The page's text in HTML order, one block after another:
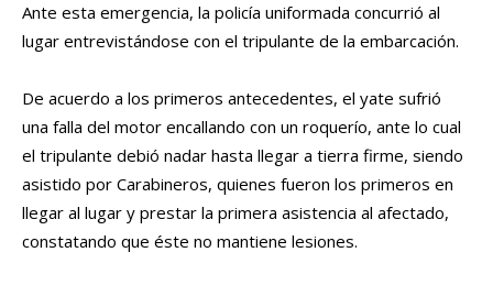
Ante esta emergencia, la policía uniformada concurrió al
lugar entrevistándose con el tripulante de la embarcación.
De acuerdo a los primeros antecedentes, el yate sufrió
una falla del motor encallando con un roquerío, ante lo cual
el tripulante debió nadar hasta llegar a tierra firme, siendo
asistido por Carabineros, quienes fueron los primeros en
llegar al lugar y prestar la primera asistencia al afectado,
constatando que éste no mantiene lesiones.